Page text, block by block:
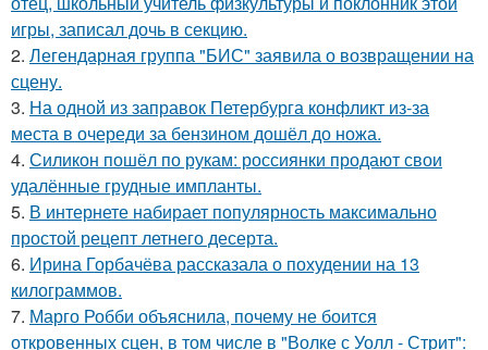
игры, записал дочь в секцию.
2. Легендарная группа "БИС" заявила о возвращении на
сцену.
3. На одной из заправок Петербурга конфликт из-за
места в очереди за бензином дошёл до ножа.
4. Силикон пошёл по рукам: россиянки продают свои
удалённые грудные импланты.
5. В интернете набирает популярность максимально
простой рецепт летнего десерта.
6. Ирина Горбачёва рассказала о похудении на 13
килограммов.
7. Марго Робби объяснила, почему не боится
откровенных сцен, в том числе в "Волке с Уолл - Стрит":